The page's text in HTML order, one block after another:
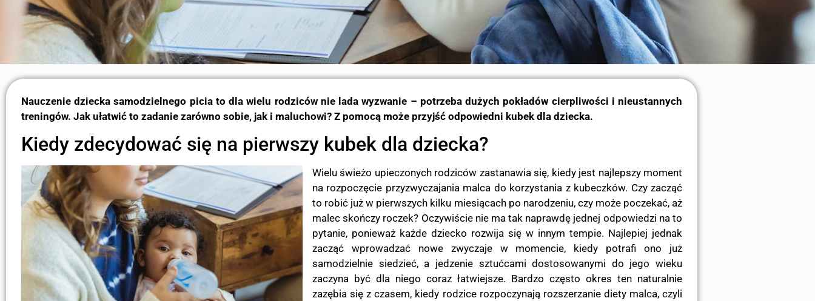
Nauczenie dziecka samodzielnego picia to dla wielu rodziców nie lada wyzwanie – potrzeba dużych pokładów cierpliwości i nieustannych
treningów. Jak ułatwić to zadanie zarówno sobie, jak i maluchowi? Z pomocą może przyjść odpowiedni kubek dla dziecka.
Kiedy zdecydować się na pierwszy kubek dla dziecka?
Wielu świeżo upieczonych rodziców zastanawia się, kiedy jest najlepszy moment
na rozpoczęcie przyzwyczajania malca do korzystania z kubeczków. Czy zacząć
to robić już w pierwszych kilku miesiącach po narodzeniu, czy może poczekać, aż
malec skończy roczek? Oczywiście nie ma tak naprawdę jednej odpowiedzi na to
pytanie, ponieważ każde dziecko rozwija się w innym tempie. Najlepiej jednak
zacząć wprowadzać nowe zwyczaje w momencie, kiedy potrafi ono już
samodzielnie siedzieć, a jedzenie sztućcami dostosowanymi do jego wieku
zaczyna być dla niego coraz łatwiejsze. Bardzo często okres ten naturalnie
zazębia się z czasem, kiedy rodzice rozpoczynają rozszerzanie diety malca, czyli